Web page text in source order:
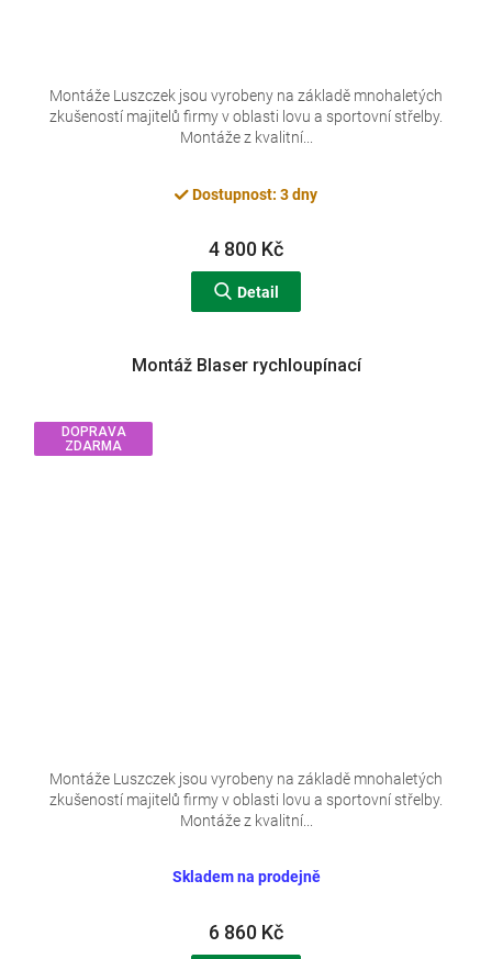
Dostupnost: 3 dny
4 800 Kč
Detail
Montáže Luszczek jsou vyrobeny na základě mnohaletých
zkušeností majitelů firmy v oblasti lovu a sportovní střelby.
Montáže z kvalitní...
DOPRAVA
ZDARMA
Montáž Blaser rychloupínací
Skladem na prodejně
6 860 Kč
Montáže Luszczek jsou vyrobeny na základě mnohaletých
zkušeností majitelů firmy v oblasti lovu a sportovní střelby.
Montáže z kvalitní...